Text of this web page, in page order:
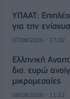
ΥΠΑΑΤ:
για την
07/08/2026 - 17:02
Ελληνική
δισ. ευρώ
μικρομεσαίες
08/08/2026 - 11:22